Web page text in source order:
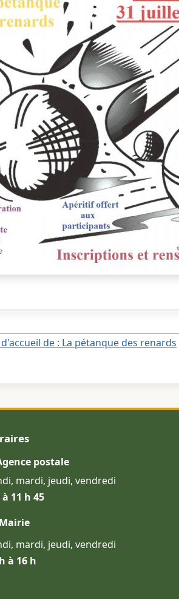
de : La pétanque des renards
postale
mardi, jeudi, vendredi
11 h 45
mardi, jeudi, vendredi
à 16 h